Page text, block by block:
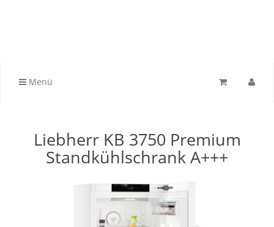
Menü
Liebherr KB 3750 Premium
Standkühlschrank A+++